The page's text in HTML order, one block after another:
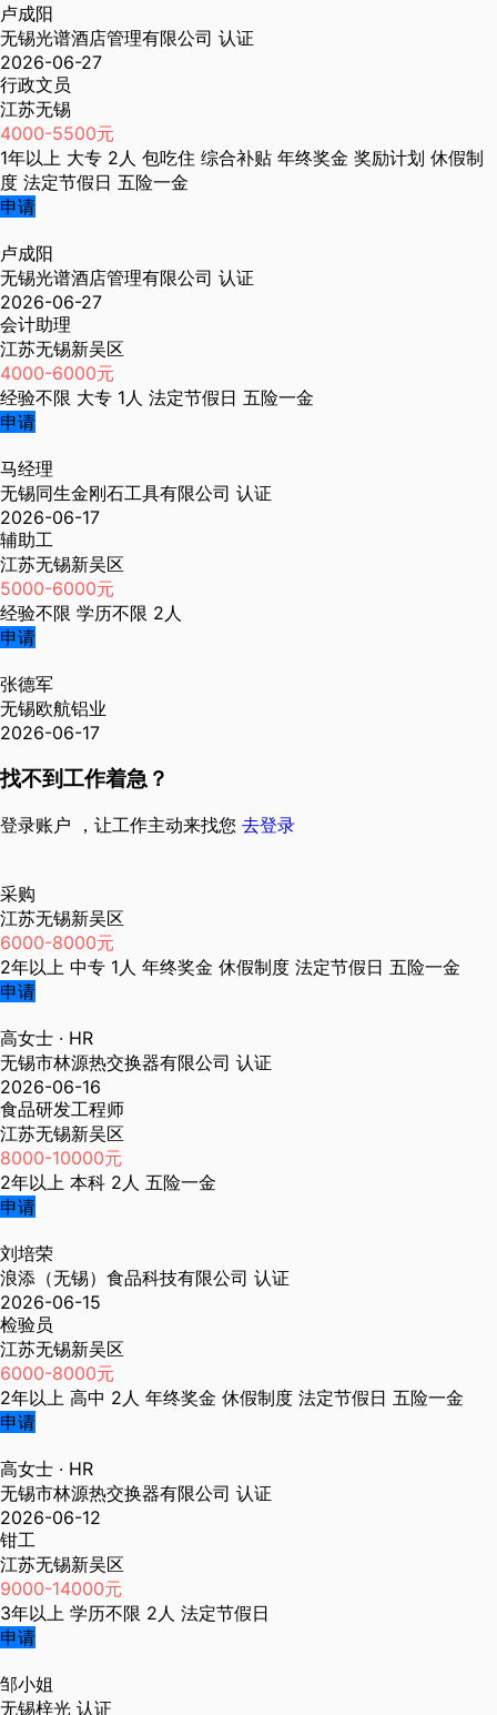
卢成阳
无锡光谱酒店管理有限公司 认证
2026-06-27
行政文员
江苏无锡
4000-5500元
1年以上 大专 2人 包吃住 综合补贴 年终奖金 奖励计划 休假制
度 法定节假日 五险一金
申请
卢成阳
无锡光谱酒店管理有限公司 认证
2026-06-27
会计助理
江苏无锡新吴区
4000-6000元
经验不限 大专 1人 法定节假日 五险一金
申请
马经理
无锡同生金刚石工具有限公司 认证
2026-06-17
辅助工
江苏无锡新吴区
5000-6000元
经验不限 学历不限 2人
申请
张德军
无锡欧航铝业
2026-06-17
找不到工作着急？
登录账户 ，让工作主动来找您 去登录
采购
江苏无锡新吴区
6000-8000元
2年以上 中专 1人 年终奖金 休假制度 法定节假日 五险一金
申请
高女士 · HR
无锡市林源热交换器有限公司 认证
2026-06-16
食品研发工程师
江苏无锡新吴区
8000-10000元
2年以上 本科 2人 五险一金
申请
刘培荣
浪添（无锡）食品科技有限公司 认证
2026-06-15
检验员
江苏无锡新吴区
6000-8000元
2年以上 高中 2人 年终奖金 休假制度 法定节假日 五险一金
申请
高女士 · HR
无锡市林源热交换器有限公司 认证
2026-06-12
钳工
江苏无锡新吴区
9000-14000元
3年以上 学历不限 2人 法定节假日
申请
邹小姐
无锡梓光 认证